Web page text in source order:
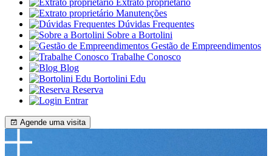
Extrato proprietário
Manutenções
Dúvidas Frequentes
Sobre a Bortolini
Gestão de Empreendimentos
Trabalhe Conosco
Blog
Bortolini Edu
Reserva
Entrar
Agende uma visita